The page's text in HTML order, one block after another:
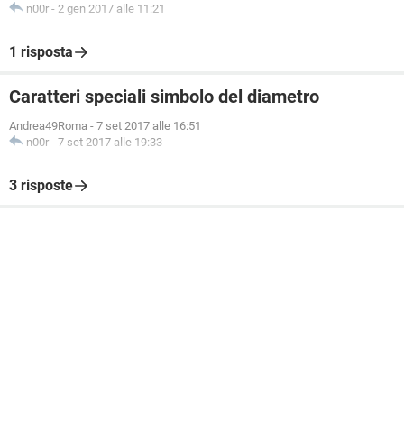
n00r - 2 gen 2017 alle 11:21
1 risposta
Caratteri speciali simbolo del diametro
Andrea49Roma - 7 set 2017 alle 16:51
n00r - 7 set 2017 alle 19:33
3 risposte